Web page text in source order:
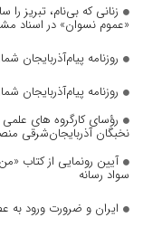
زنانی که بی‌نام، تبریز را
«عموم نسوان» در اسناد
روزنامه پیام‌آذربایجان شماره
روزنامه پیام‌آذربایجان شماره
رؤسای کارگروه های علمی
نخبگان آذربایجان‌شرقی
آیین رونمایی از کتاب
سواد رسانه
ایران و ضرورت ورود به